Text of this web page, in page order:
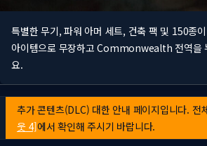
특별한 무기, 파워 아머 세트, 건축 팩 및 150종
아이템으로 무장하고 Commonwealth 전역을
요.
추가 콘텐츠(DLC) 대한 안내 페이지입니다. 전
웃 4]에서 확인해 주시기 바랍니다.